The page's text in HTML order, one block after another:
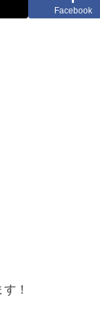
Facebook
！